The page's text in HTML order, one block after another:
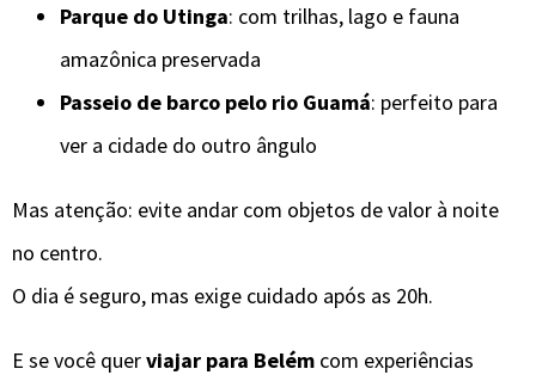
Parque do Utinga: com trilhas, lago e fauna
amazônica preservada
Passeio de barco pelo rio Guamá: perfeito para
ver a cidade do outro ângulo
Mas atenção: evite andar com objetos de valor à noite
no centro.
O dia é seguro, mas exige cuidado após as 20h.
E se você querviajar para Belém com experiências